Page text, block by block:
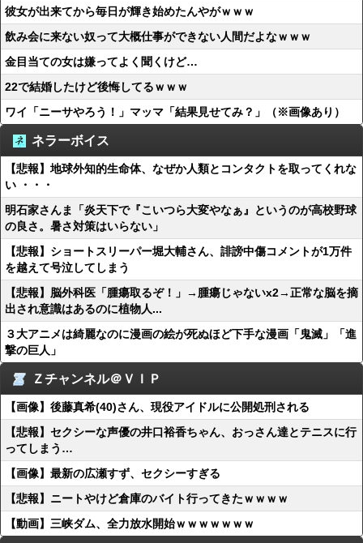
彼女が出来てから毎日が輝き始めたんやがｗｗｗ
飲み会に来ない奴って大概仕事ができない人間だよなｗｗｗ
金目当ての女は嫌ってよく聞くけど…
22で結婚したけど後悔してるｗｗｗ
ワイ「ニーサやろう！」マッマ「結果見せてみ？」（※画像あり）
ネラーボイス
【悲報】地球外知的生命体、なぜか人類とコンタクトを取ってくれな
い ・・・
明石家さんま「炎天下で『こいつら大変やなぁ』というのが高校野球
の良さ。暑さ対策はいらない」
【悲報】ショートスリーパー堀大輔さん、誹謗中傷コメントが1万件
を越えて号泣してしまう
【悲報】脳外科医「腫瘍取るぞ！」→腫瘍じゃないx2→正常な脳を摘
出され意識はあるのに植物人...
３大アニメは綺麗なのに漫画の絵が死ぬほど下手な漫画「鬼滅」「進
撃の巨人」
Ｚチャンネル＠ＶＩＰ
【画像】後藤真希(40)さん、現役アイドルに公開処刑される
【悲報】セクシーな声優の井口裕香ちゃん、おっさん達とテニスに行
ってしまう…
【画像】最新の広瀬すず、セクシーすぎる
【悲報】ニートやけど倉庫のバイト行ってきたｗｗｗｗ
【動画】三峡ダム、全力放水開始ｗｗｗｗｗｗｗ